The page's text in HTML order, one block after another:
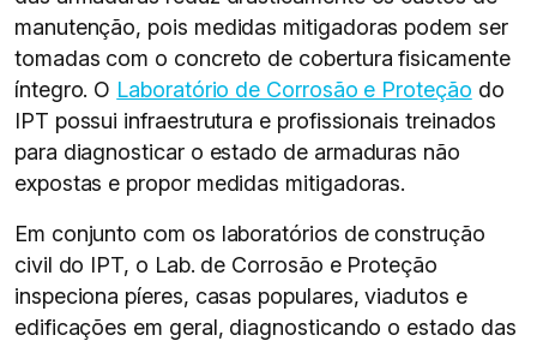
manutenção, pois medidas mitigadoras podem ser
tomadas com o concreto de cobertura fisicamente
íntegro. O Laboratório de Corrosão e Proteção do
IPT possui infraestrutura e profissionais treinados
para diagnosticar o estado de armaduras não
expostas e propor medidas mitigadoras.
Em conjunto com os laboratórios de construção
civil do IPT, o Lab. de Corrosão e Proteção
inspeciona píeres, casas populares, viadutos e
edificações em geral, diagnosticando o estado das